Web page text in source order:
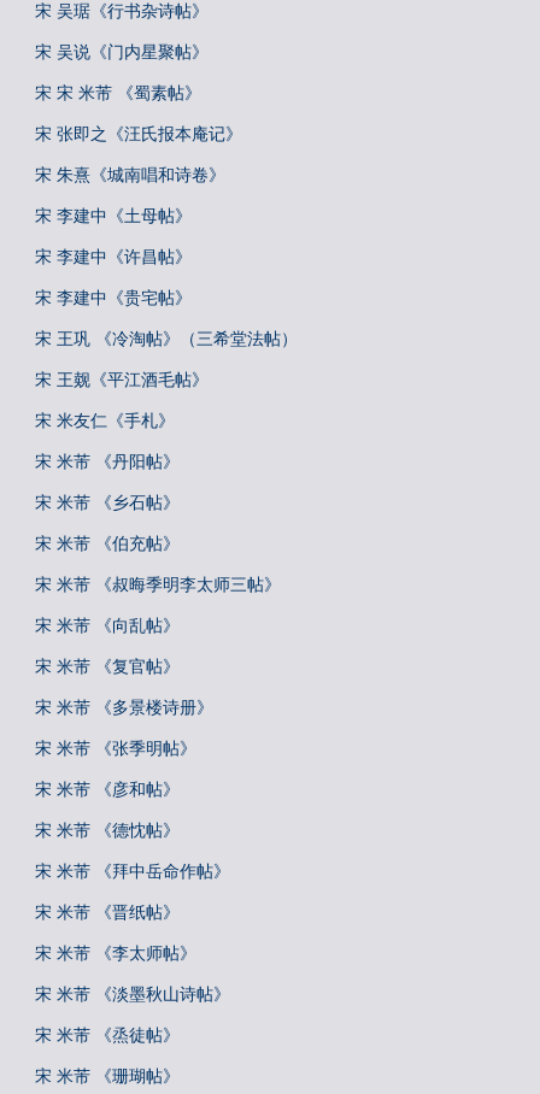
宋 吴琚《行书杂诗帖》
宋 吴说《门内星聚帖》
宋 宋 米芾 《蜀素帖》
宋 张即之《汪氏报本庵记》
宋 朱熹《城南唱和诗卷》
宋 李建中《土母帖》
宋 李建中《许昌帖》
宋 李建中《贵宅帖》
宋 王巩 《冷淘帖》（三希堂法帖）
宋 王觌《平江酒毛帖》
宋 米友仁《手札》
宋 米芾 《丹阳帖》
宋 米芾 《乡石帖》
宋 米芾 《伯充帖》
宋 米芾 《叔晦季明李太师三帖》
宋 米芾 《向乱帖》
宋 米芾 《复官帖》
宋 米芾 《多景楼诗册》
宋 米芾 《张季明帖》
宋 米芾 《彦和帖》
宋 米芾 《德忱帖》
宋 米芾 《拜中岳命作帖》
宋 米芾 《晋纸帖》
宋 米芾 《李太师帖》
宋 米芾 《淡墨秋山诗帖》
宋 米芾 《烝徒帖》
宋 米芾 《珊瑚帖》